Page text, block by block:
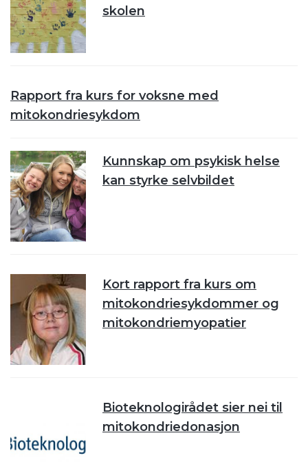
skolen
Rapport fra kurs for voksne med
mitokondriesykdom
Kunnskap om psykisk helse
kan styrke selvbildet
Kort rapport fra kurs om
mitokondriesykdommer og
mitokondriemyopatier
Bioteknologirådet sier nei til
mitokondriedonasjon